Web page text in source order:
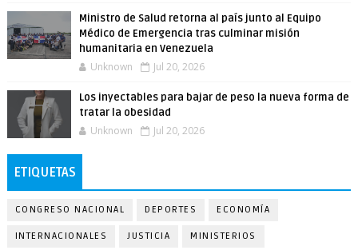
Ministro de Salud retorna al país junto al Equipo
Médico de Emergencia tras culminar misión
humanitaria en Venezuela
Unknown Jul 20, 2026
Los inyectables para bajar de peso la nueva forma de
tratar la obesidad
Unknown Jul 20, 2026
ETIQUETAS
CONGRESO NACIONAL DEPORTES ECONOMÍA
INTERNACIONALES JUSTICIA MINISTERIOS